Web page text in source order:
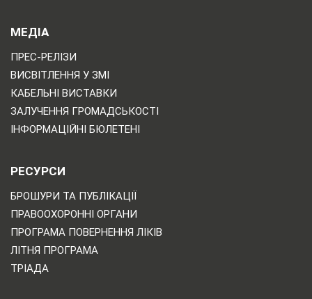
МЕДІА
ПРЕС-РЕЛІЗИ
ВИСВІТЛЕННЯ У ЗМІ
КАБЕЛЬНІ ВИСТАВКИ
ЗАЛУЧЕННЯ ГРОМАДСЬКОСТІ
ІНФОРМАЦІЙНІ БЮЛЕТЕНІ
РЕСУРСИ
БРОШУРИ ТА ПУБЛІКАЦІЇ
ПРАВООХОРОННІ ОРГАНИ
ПРОГРАМА ПОВЕРНЕННЯ ЛІКІВ
ЛІТНЯ ПРОГРАМА
ТРІАДА